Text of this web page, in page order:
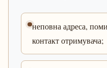
неповна адреса,
контакт отримувача;